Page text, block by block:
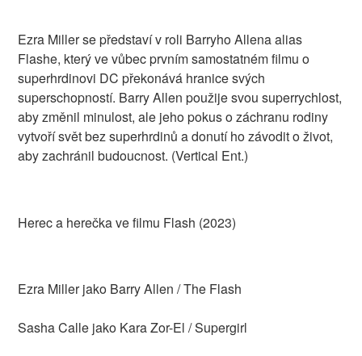
Ezra Miller se představí v roli Barryho Allena alias
Flashe, který ve vůbec prvním samostatném filmu o
superhrdinovi DC překonává hranice svých
superschopností. Barry Allen použije svou superrychlost,
aby změnil minulost, ale jeho pokus o záchranu rodiny
vytvoří svět bez superhrdinů a donutí ho závodit o život,
aby zachránil budoucnost. (Vertical Ent.)
Herec a herečka ve filmu Flash (2023)
Ezra Miller jako Barry Allen / The Flash
Sasha Calle jako Kara Zor-El / Supergirl